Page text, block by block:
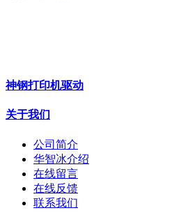
神钢打印机驱动
关于我们
公司简介
华智冰介绍
在线留言
在线反馈
联系我们